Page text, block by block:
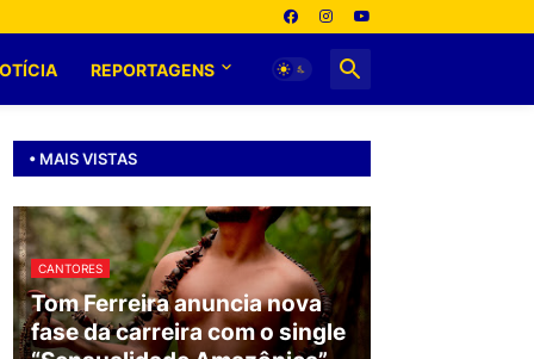
REPORTAGENS
• MAIS VISTAS
CANTORES
Tom Ferreira anuncia nova
fase da carreira com o single